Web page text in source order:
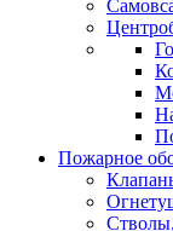
Пожарное